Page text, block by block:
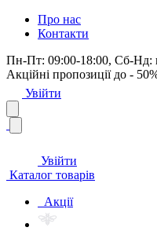
Про нас
Контакти
Пн-Пт: 09:00-18:00, Сб-Нд:
Акційні пропозиції до -
Увійти
Увійти
Каталог товарів
Акції